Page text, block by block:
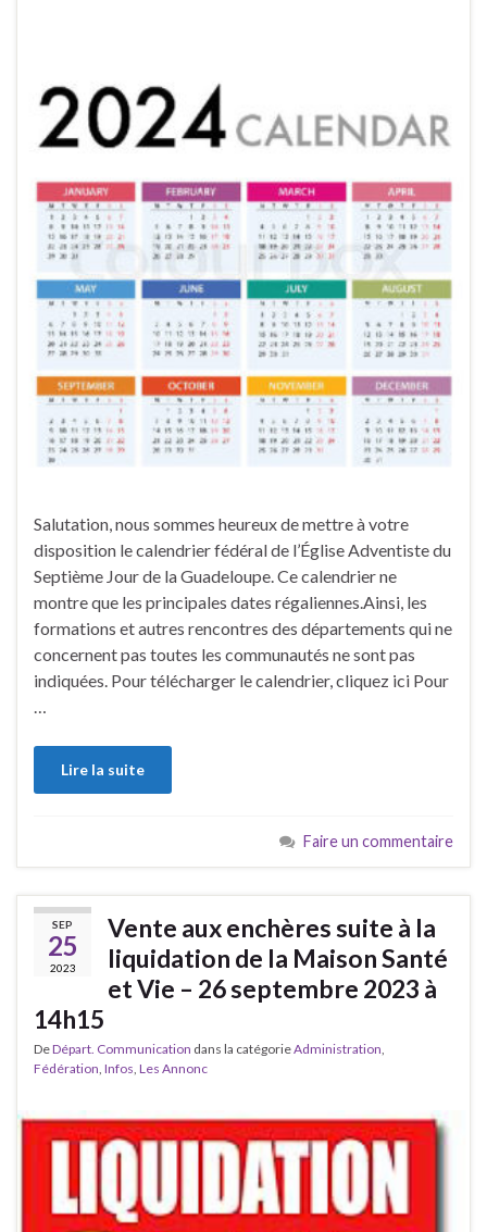
Salutation, nous sommes heureux de mettre à votre
disposition le calendrier fédéral de l’Église Adventiste du
Septième Jour de la Guadeloupe. Ce calendrier ne
montre que les principales dates régaliennes.Ainsi, les
formations et autres rencontres des départements qui ne
concernent pas toutes les communautés ne sont pas
indiquées. Pour télécharger le calendrier, cliquez ici Pour
Lire la suite
Faire un commentaire
SEP
25
2023
Vente aux enchères suite à la
liquidation de la Maison Santé
et Vie – 26 septembre 2023 à
14h15
DeDépart. Communication dans la catégorieAdministration
Fédération Infos Les Annonc